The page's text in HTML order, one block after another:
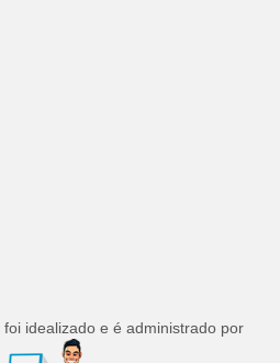
foi idealizado e é administrado por